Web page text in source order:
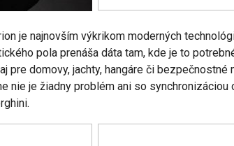
je najnovším výkrikom moderných
pola prenáša dáta tam, kde je to
pre domovy, jachty, hangáre či
nie je žiadny problém ani so synchronizáciou
NOVINKY
nesmieš vynechať!